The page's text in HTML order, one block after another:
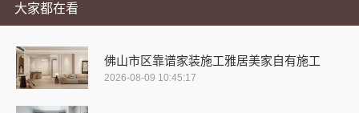
大家都在看
佛山市区靠谱家装施工雅居美家自有施工
2026-08-09 10:45:17